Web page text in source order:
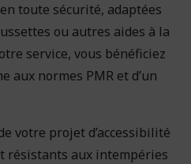
toute sécurité, adaptées
ou autres aides à la
service, vous bénéficiez
aux normes PMR et d’un
votre projet d’accessibilité
résistants aux intempéries